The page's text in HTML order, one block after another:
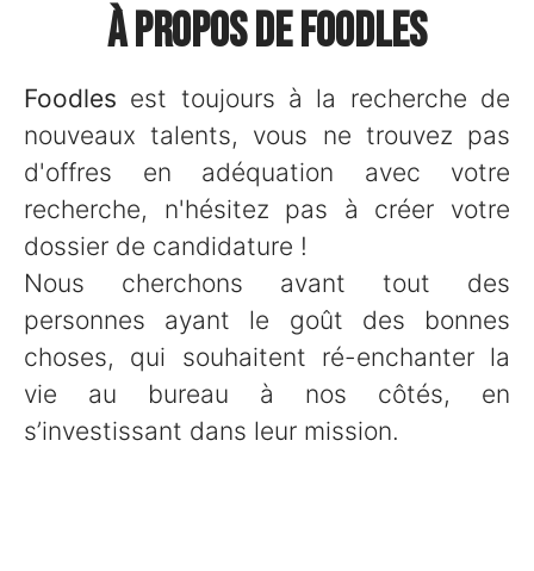
À propos de Foodles
Foodles est toujours à la recherche de
nouveaux talents, vous ne trouvez pas
d'offres en adéquation avec votre
recherche, n'hésitez pas à créer votre
dossier de candidature !
Nous cherchons avant tout des
personnes ayant le goût des bonnes
choses, qui souhaitent ré-enchanter la
vie au bureau à nos côtés, en
s’investissant dans leur mission.